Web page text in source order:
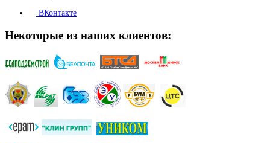
ВКонтакте
Некоторые из наших клиентов: